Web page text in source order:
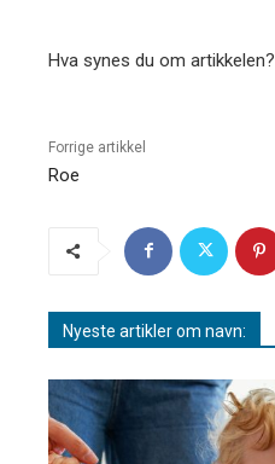
Hva synes du om artikkelen?
Forrige artikkel
Roe
Nyeste artikler om navn: